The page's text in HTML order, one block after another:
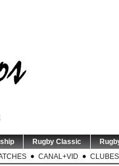
Rugby Classic
CANAL+VID CLUBES